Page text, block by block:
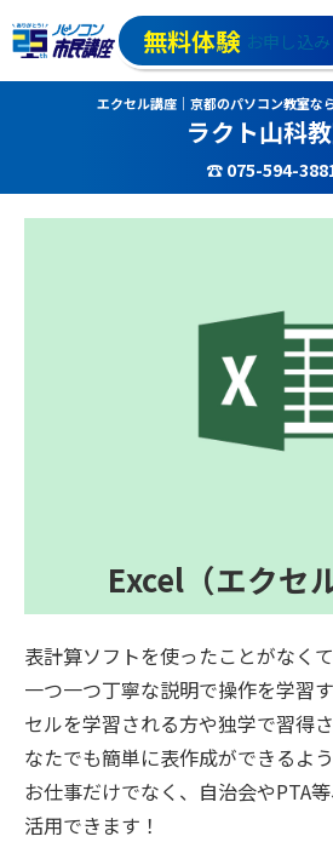
無料体験 お申し込み
エクセル講座｜京都のパソコン教室な
ラクト山科
☎ 075-594-
Excel（エクセ
表計算ソフトを使ったことがなく
一つ一つ丁寧な説明で操作を学習
セルを学習される方や独学で習得
なたでも簡単に表作成ができるよう
お仕事だけでなく、自治会やPTA
活用できます！